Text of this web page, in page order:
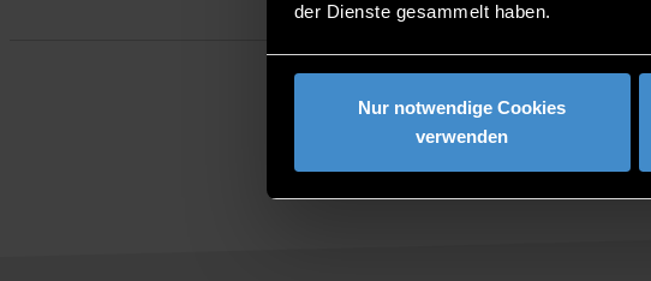
der Dienste gesammelt haben.
Nur notwendige Cookies
verwenden